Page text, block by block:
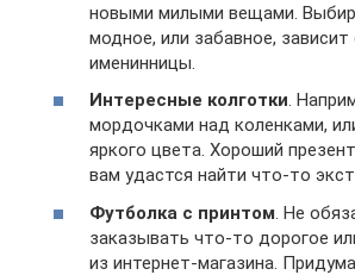
новыми милыми вещами.
модное, или забавное, зависит
именинницы.
Интересные колготки.
мордочками над коленками,
яркого цвета. Хороший
вам удастся найти что-то
Футболка с принтом . Не
заказывать что-то дорогое
из интернет-магазина.